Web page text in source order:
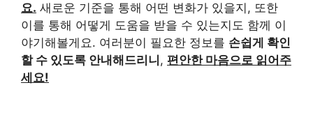
요. 새로운 기준을 통해 어떤 변화가 있을지, 또한
이를 통해 어떻게 도움을 받을 수 있는지도 함께 이
야기해볼게요. 여러분이 필요한 정보를 손쉽게 확인
할 수 있도록 안내해드리니 , 편안한 마음으로 읽어주
세요!